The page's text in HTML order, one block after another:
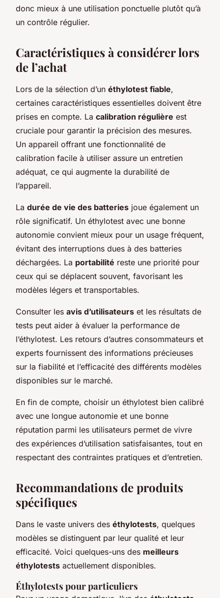
donc mieux à une utilisation ponctuelle plutôt qu’à
un contrôle régulier.
Caractéristiques à considérer lors
de l’achat
Lors de la sélection d’un éthylotest fiable,
certaines caractéristiques essentielles doivent être
prises en compte. La calibration régulière est
cruciale pour garantir la précision des mesures.
Un appareil offrant une fonctionnalité de
calibration facile à utiliser assure un entretien
adéquat, ce qui augmente la durabilité de
l’appareil.
La durée de vie des batteries joue également un
rôle significatif. Un éthylotest avec une bonne
autonomie convient mieux pour un usage fréquent,
évitant des interruptions dues à des batteries
déchargées. La portabilité reste une priorité pour
ceux qui se déplacent souvent, favorisant les
modèles légers et transportables.
Consulter les avis d’utilisateurs et les résultats de
tests peut aider à évaluer la performance de
l’éthylotest. Les retours d’autres consommateurs et
experts fournissent des informations précieuses
sur la fiabilité et l’efficacité des différents modèles
disponibles sur le marché.
En fin de compte, choisir un éthylotest bien calibré
avec une longue autonomie et une bonne
réputation parmi les utilisateurs permet de vivre
des expériences d’utilisation satisfaisantes, tout en
respectant des contraintes pratiques et d’entretien.
Recommandations de produits
spécifiques
Dans le vaste univers des éthylotests, quelques
modèles se distinguent par leur qualité et leur
efficacité. Voici quelques-uns des meilleurs
éthylotests actuellement disponibles.
Éthylotests pour particuliers